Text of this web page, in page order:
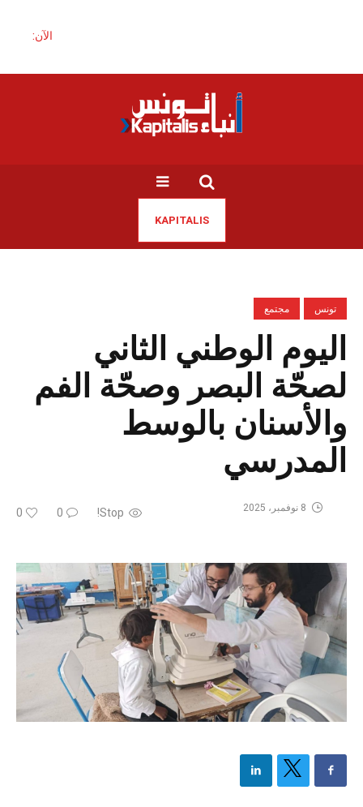
الآن:
KAPITALIS
تونس مجتمع
اليوم الوطني الثاني
لصحّة البصر وصحّة الفم
والأسنان بالوسط
المدرسي
Stop!
0
0 8 نوفمبر، 2025